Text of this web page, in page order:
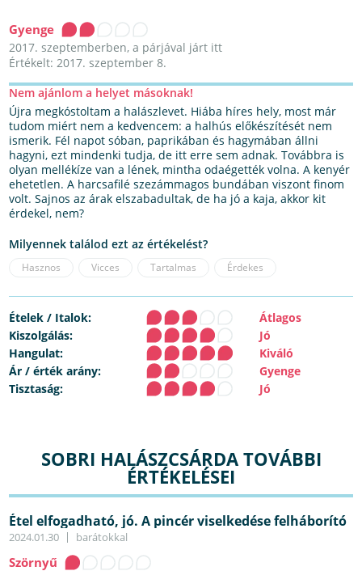
Gyenge
2017. szeptemberben, a párjával járt itt
Értékelt: 2017. szeptember 8.
Nem ajánlom a helyet másoknak!
Újra megkóstoltam a halászlevet. Hiába híres hely, most már
tudom miért nem a kedvencem: a halhús előkészítését nem
ismerik. Fél napot sóban, paprikában és hagymában állni
hagyni, ezt mindenki tudja, de itt erre sem adnak. Továbbra is
olyan mellékíze van a lének, mintha odaégették volna. A kenyér
ehetetlen. A harcsafilé szezámmagos bundában viszont finom
volt. Sajnos az árak elszabadultak, de ha jó a kaja, akkor kit
érdekel, nem?
Milyennek találod ezt az értékelést?
Hasznos Vicces Tartalmas Érdekes
Ételek / Italok:
Átlagos
Kiszolgálás:
Jó
Hangulat:
Kiváló
Ár / érték arány:
Gyenge
Tisztaság:
Jó
SOBRI HALÁSZCSÁRDA TOVÁBBI
ÉRTÉKELÉSEI
Étel elfogadható, jó. A pincér viselkedése felháborító
!
2024.01.30 barátokkal
Szörnyű